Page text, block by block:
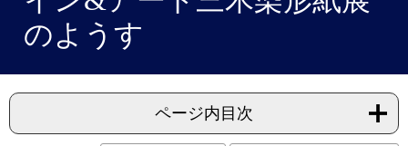
のようす
ページ内目次